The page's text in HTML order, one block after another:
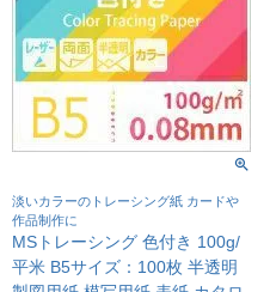
淡いカラーのトレーシング紙 カードや
作品制作に
MSトレーシング 色付き 100g/
平米 B5サイズ：100枚 半透明